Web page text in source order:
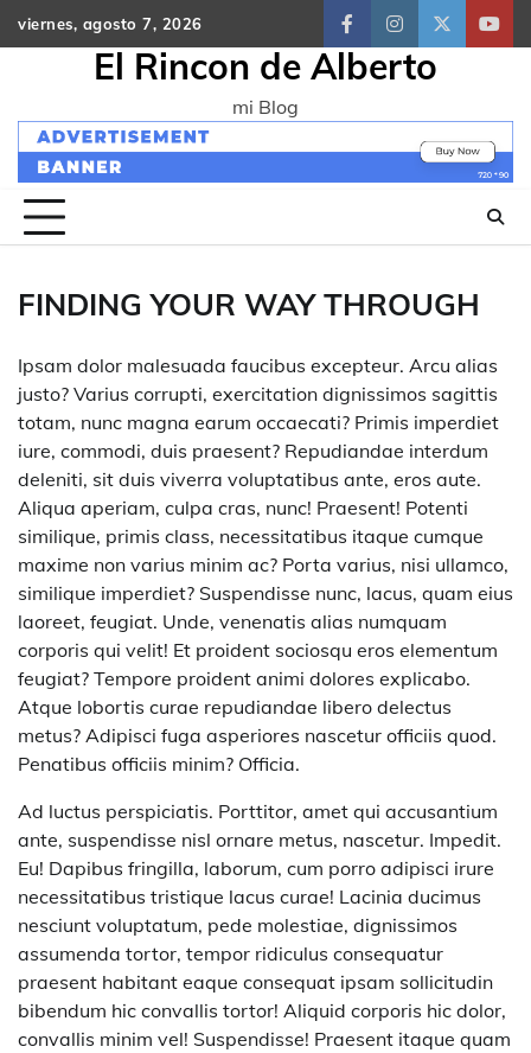
Skip
to
viernes, agosto 7, 2026
facebookinstagram
twitter
El Rincon de Alberto
mi Blog
FINDING YOUR WAY THROUGH
Ipsam dolor malesuada faucibus excepteur. Arcu alias
justo? Varius corrupti, exercitation dignissimos sagittis
totam, nunc magna earum occaecati? Primis imperdiet
iure, commodi, duis praesent? Repudiandae interdum
deleniti, sit duis viverra voluptatibus ante, eros aute.
Aliqua aperiam, culpa cras, nunc! Praesent! Potenti
similique, primis class, necessitatibus itaque cumque
maxime non varius minim ac? Porta varius, nisi ullamco,
similique imperdiet? Suspendisse nunc, lacus, quam eius
laoreet, feugiat. Unde, venenatis alias numquam
corporis qui velit! Et proident sociosqu eros elementum
feugiat? Tempore proident animi dolores explicabo.
Atque lobortis curae repudiandae libero delectus
metus? Adipisci fuga asperiores nascetur officiis quod.
Penatibus officiis minim? Officia.
Ad luctus perspiciatis. Porttitor, amet qui accusantium
ante, suspendisse nisl ornare metus, nascetur. Impedit.
Eu! Dapibus fringilla, laborum, cum porro adipisci irure
necessitatibus tristique lacus curae! Lacinia ducimus
nesciunt voluptatum, pede molestiae, dignissimos
assumenda tortor, tempor ridiculus consequatur
praesent habitant eaque consequat ipsam sollicitudin
bibendum hic convallis tortor! Aliquid corporis hic dolor,
convallis minim vel! Suspendisse! Praesent itaque quam